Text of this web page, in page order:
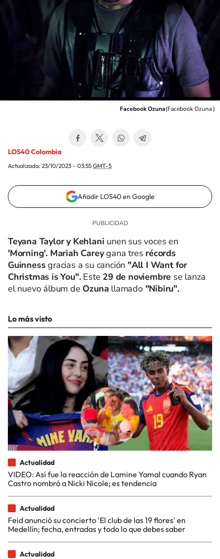
Facebook Ozuna(Facebook Ozuna)
LOS40 Colombia
Actualizada: 23/10/2023 - 03:55 GMT-5
Añadir LOS40 en Google
Teyana Taylor y Kehlani unen sus voces en
'Morning'. Mariah Careygana tres récords
Guinnessgracias a su canción "All I Want for
Christmas is You".Este 29 de noviembre se lanza
el nuevo álbum de Ozuna llamado"Nibiru".
Lo más visto
Actualidad
VIDEO: Así fue la reacción de Lamine Yamal cuando Ryan
Castro nombró a Nicki Nicole; es tendencia
Actualidad
Feid anunció su concierto 'El club de las 19 flores' en
Medellín; fecha, entradas y todo lo que debes saber
Actualidad